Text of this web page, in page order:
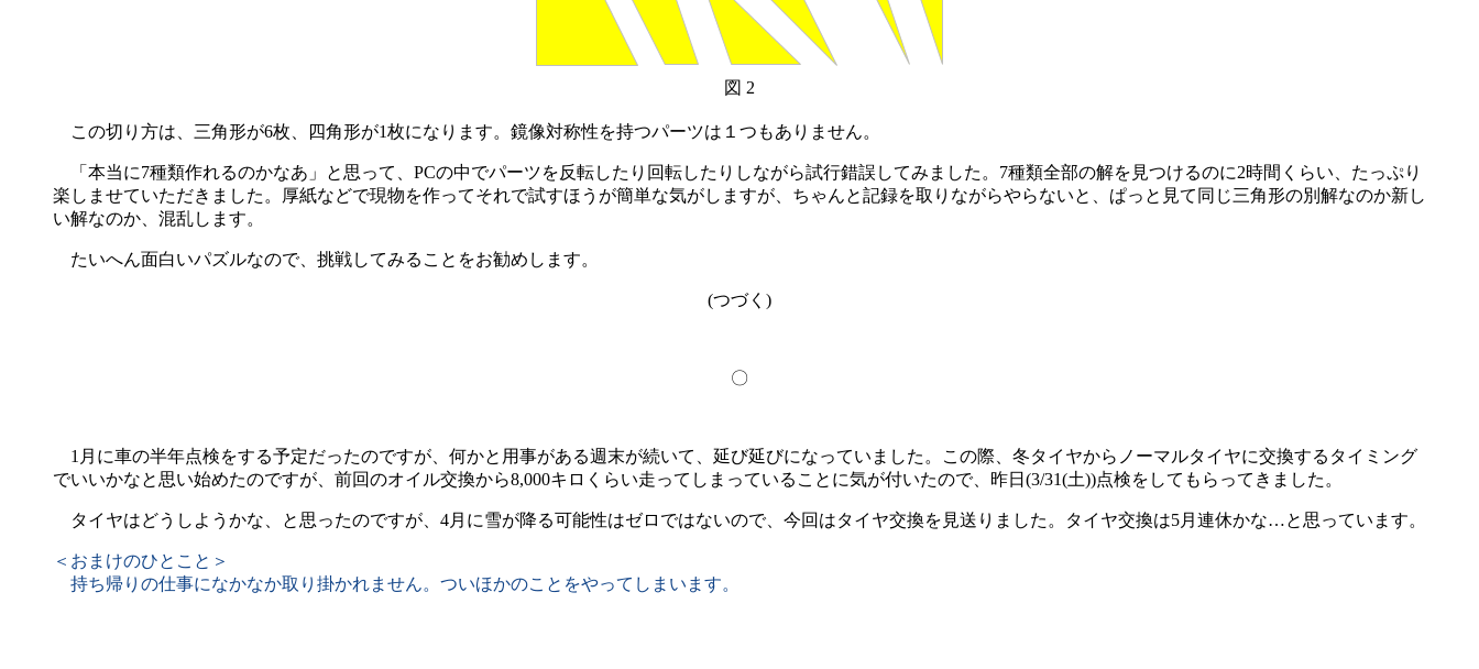
図 2
この切り方は、三角形が6枚、四角形が1枚になります。鏡像対称性を持つパーツは１つもありません。
「本当に7種類作れるのかなあ」と思って、PCの中でパーツを反転したり回転したりしながら試行錯誤してみました。7種類全部の解を見つけるのに2時間くらい、たっぷり
楽しませていただきました。厚紙などで現物を作ってそれで試すほうが簡単な気がしますが、ちゃんと記録を取りながらやらないと、ぱっと見て同じ三角形の別解なのか新し
い解なのか、混乱します。
たいへん面白いパズルなので、挑戦してみることをお勧めします。
(つづく)
〇
1月に車の半年点検をする予定だったのですが、何かと用事がある週末が続いて、延び延びになっていました。この際、冬タイヤからノーマルタイヤに交換するタイミング
でいいかなと思い始めたのですが、前回のオイル交換から8,000キロくらい走ってしまっていることに気が付いたので、昨日(3/31(土))点検をしてもらってきました。
タイヤはどうしようかな、と思ったのですが、4月に雪が降る可能性はゼロではないので、今回はタイヤ交換を見送りました。タイヤ交換は5月連休かな…と思っています。
＜おまけのひとこと＞
持ち帰りの仕事になかなか取り掛かれません。ついほかのことをやってしまいます。